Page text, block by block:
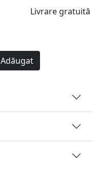
Livrare gratuită
Adăugat